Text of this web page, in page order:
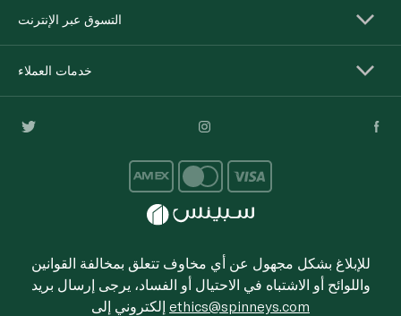
التسوق عبر الإنترنت
خدمات العملاء
للإبلاغ بشكل مجهول عن أي مخاوف تتعلق بمخالفة القوانين
واللوائح أو الاشتباه في الاحتيال أو الفساد، يرجى إرسال بريد
ethics@spinneys.com